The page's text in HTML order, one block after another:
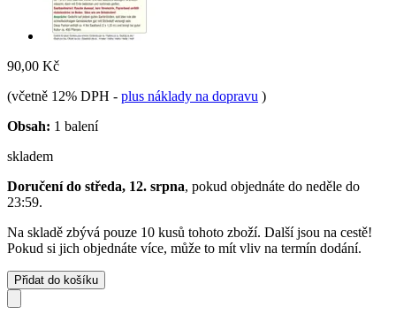
90,00 Kč
(včetně 12% DPH - plus náklady na dopravu )
Obsah: 1 balení
skladem
Doručení do středa, 12. srpna, pokud objednáte do neděle do
23:59.
Na skladě zbývá pouze 10 kusů tohoto zboží. Další jsou na cestě!
Pokud si jich objednáte více, může to mít vliv na termín dodání.
Přidat do košíku